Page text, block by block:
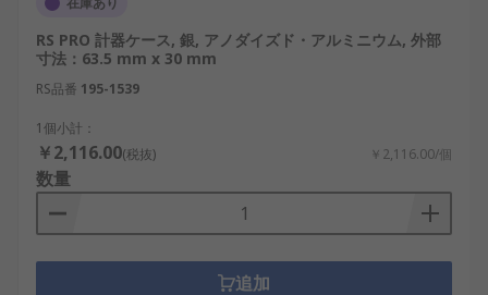
RS PRO 計器ケース, 銀, アノダイズド・アルミニウム, 外部
寸法：63.5 mm x 30 mm
RS品番 195-1539
1個小計：
￥2,116.00(税抜) ￥2,116.00/個
数量
追加